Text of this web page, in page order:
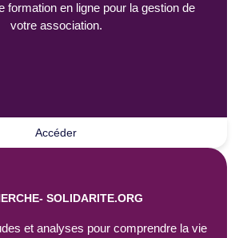
formation en ligne pour la gestion de
votre association.
Accéder
SOLIDARITE.ORG
et analyses pour comprendre la vie